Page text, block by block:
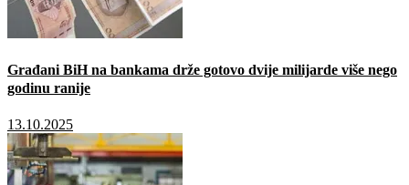
Građani BiH na bankama drže gotovo dvije milijarde više nego
godinu ranije
13.10.2025